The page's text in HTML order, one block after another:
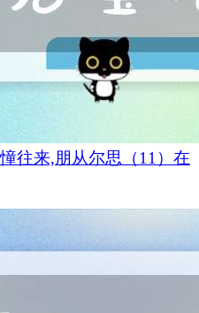
往来,朋从尔思（11）在